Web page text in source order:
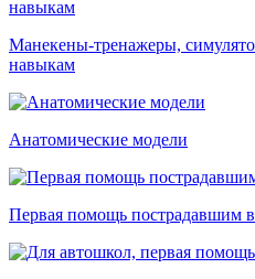
Манекены-тренажеры,
навыкам
Анатомические модели
Первая помощь пострадавшим